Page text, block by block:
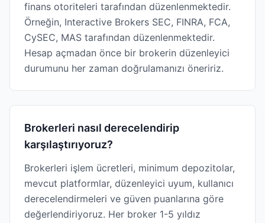
finans otoriteleri tarafından düzenlenmektedir.
Örneğin, Interactive Brokers SEC, FINRA, FCA,
CySEC, MAS tarafından düzenlenmektedir.
Hesap açmadan önce bir brokerin düzenleyici
durumunu her zaman doğrulamanızı öneririz.
Brokerleri nasıl derecelendirip
karşılaştırıyoruz?
Brokerleri işlem ücretleri, minimum depozitolar,
mevcut platformlar, düzenleyici uyum, kullanıcı
derecelendirmeleri ve güven puanlarına göre
değerlendiriyoruz. Her broker 1-5 yıldız